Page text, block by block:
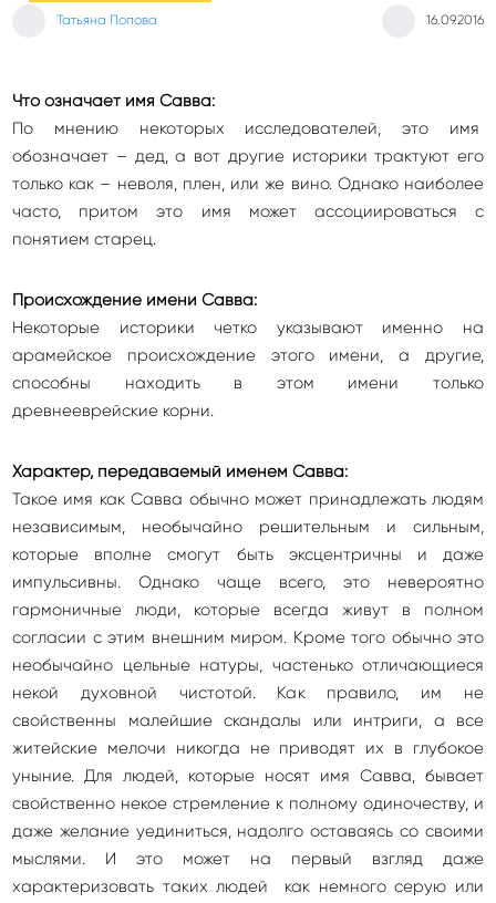
Татьяна Попова 16.09.2016
Что означает имя Савва:
По мнению некоторых исследователей, это имя
обозначает – дед, а вот другие историки трактуют его
только как – неволя, плен, или же вино. Однако наиболее
часто, притом это имя может ассоциироваться с
понятием старец.
Происхождение имени Савва:
Некоторые историки четко указывают именно на
арамейское происхождение этого имени, а другие,
способны находить в этом имени только
древнееврейские корни.
Характер, передаваемый именем Савва:
Такое имя как Савва обычно может принадлежать людям
независимым, необычайно решительным и сильным,
которые вполне смогут быть эксцентричны и даже
импульсивны. Однако чаще всего, это невероятно
гармоничные люди, которые всегда живут в полном
согласии с этим внешним миром. Кроме того обычно это
необычайно цельные натуры, частенько отличающиеся
некой духовной чистотой. Как правило, им не
свойственны малейшие скандалы или интриги, а все
житейские мелочи никогда не приводят их в глубокое
уныние. Для людей, которые носят имя Савва, бывает
свойственно некое стремление к полному одиночеству, и
даже желание уединиться, надолго оставаясь со своими
мыслями. И это может на первый взгляд даже
характеризовать таких людей как немного серую или